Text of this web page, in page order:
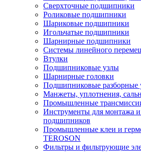
Сверхточные подшипники
Роликовые подшипники
Шариковые подшипники
Игольчатые подшипники
Шарнирные подшипники
Системы линейного
Втулки
Подшипниковые узлы
Шарнирные головки
Подшипниковые разборные
Манжеты, уплотнения,
Промышленные
Инструменты для монтажа
подшипников
Промышленные клеи и
TEROSON
Фильтры и фильтрующие